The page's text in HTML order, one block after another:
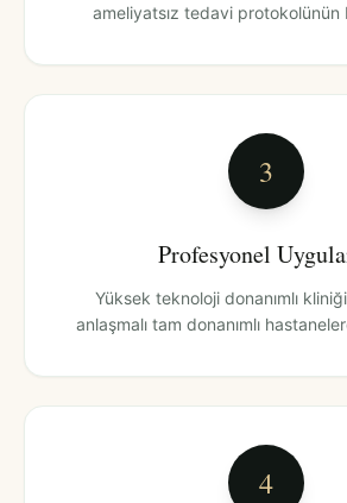
ameliyatsız tedavi protokolünün
3
Profesyonel
Yüksek teknoloji donanımlı
anlaşmalı tam donanımlı
4